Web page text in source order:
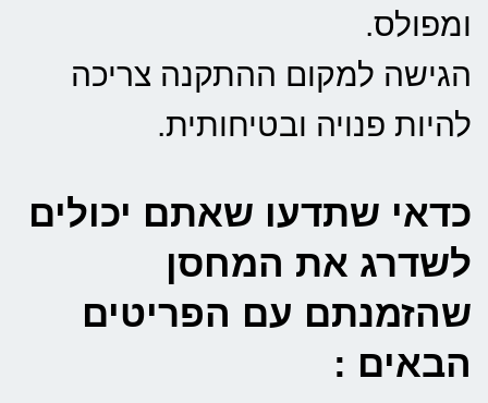
ומפולס.
הגישה למקום ההתקנה צריכה
להיות פנויה ובטיחותית.
כדאי שתדעו שאתם יכולים
לשדרג את המחסן
שהזמנתם עם הפריטים
הבאים :